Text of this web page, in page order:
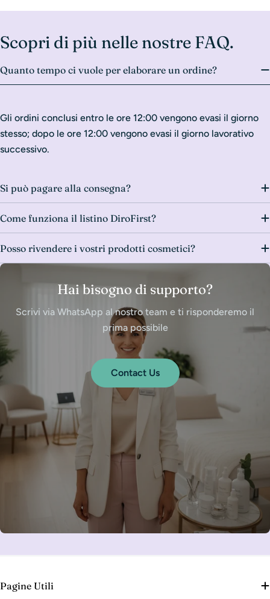
Hai bisogno di supporto?
Scrivi via WhatsApp al nostro team e ti risponderemo il
prima possibile
Contact Us
Scopri di più nelle nostre FAQ.
Quanto tempo ci vuole per elaborare un ordine?
Gli ordini conclusi entro le ore 12:00 vengono evasi il giorno
stesso; dopo le ore 12:00 vengono evasi il giorno lavorativo
successivo.
Si può pagare alla consegna?
Come funziona il listino DiroFirst?
Posso rivendere i vostri prodotti cosmetici?
Pagine Utili